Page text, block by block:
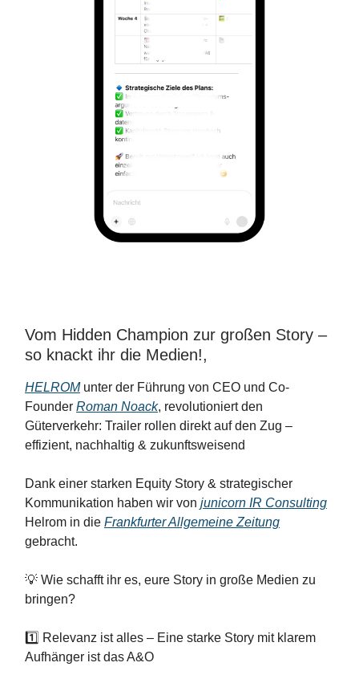
Vom Hidden Champion zur großen Story –
so knackt ihr die Medien!,
HELROMunter der Führung von CEO und Co-
Founder Roman Noack, revolutioniert den
Güterverkehr: Trailer rollen direkt auf den Zug –
effizient, nachhaltig & zukunftsweisend
Dank einer starken Equity Story & strategischer
Kommunikation haben wir von junicorn IR Consulting
Helrom in die Frankfurter Allgemeine Zeitung
gebracht.
💡 Wie schafft ihr es, eure Story in große Medien zu
bringen?
1️⃣ Relevanz ist alles – Eine starke Story mit klarem
Aufhänger ist das A&O